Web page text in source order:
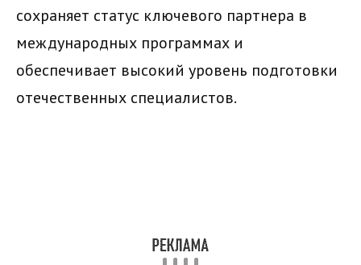
сохраняет статус ключевого партнера в
международных программах и
обеспечивает высокий уровень подготовки
отечественных специалистов.